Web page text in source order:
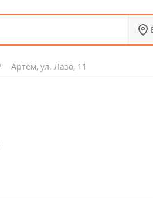
Артём, ул. Лазо, 11